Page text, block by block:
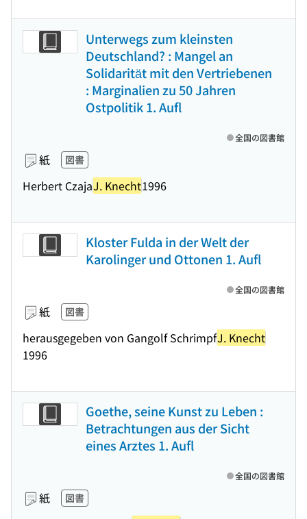
Unterwegs zum kleinsten
Deutschland? : Mangel an
Solidarität mit den Vertriebenen
: Marginalien zu 50 Jahren
Ostpolitik 1. Aufl
紙 図書
Herbert CzajaJ. Knecht1996
全国の図書館
Kloster Fulda in der Welt der
Karolinger und Ottonen 1. Aufl
紙 図書
herausgegeben von Gangolf SchrimpfJ. Knecht
1996
全国の図書館
Goethe, seine Kunst zu Leben :
Betrachtungen aus der Sicht
eines Arztes 1. Aufl
紙 図書
全国の図書館